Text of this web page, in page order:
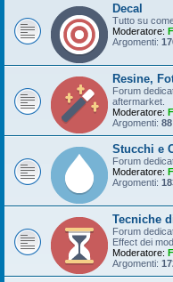
Decal
Tutto su
Moderatore:
Argomenti:
Resine,
Forum
aftermarket.
Moderatore:
Argomenti: 88
Stucchi e
Forum
Moderatore:
Argomenti:
Tecniche
Forum
Effect dei
Moderatore:
Argomenti: